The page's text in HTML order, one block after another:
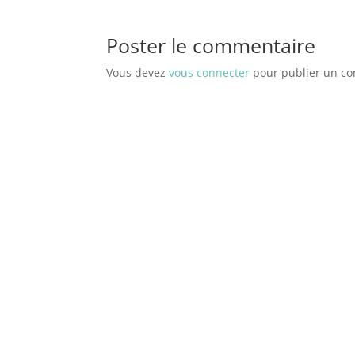
Poster le commentaire
Vous devezvous connecter pour publier un